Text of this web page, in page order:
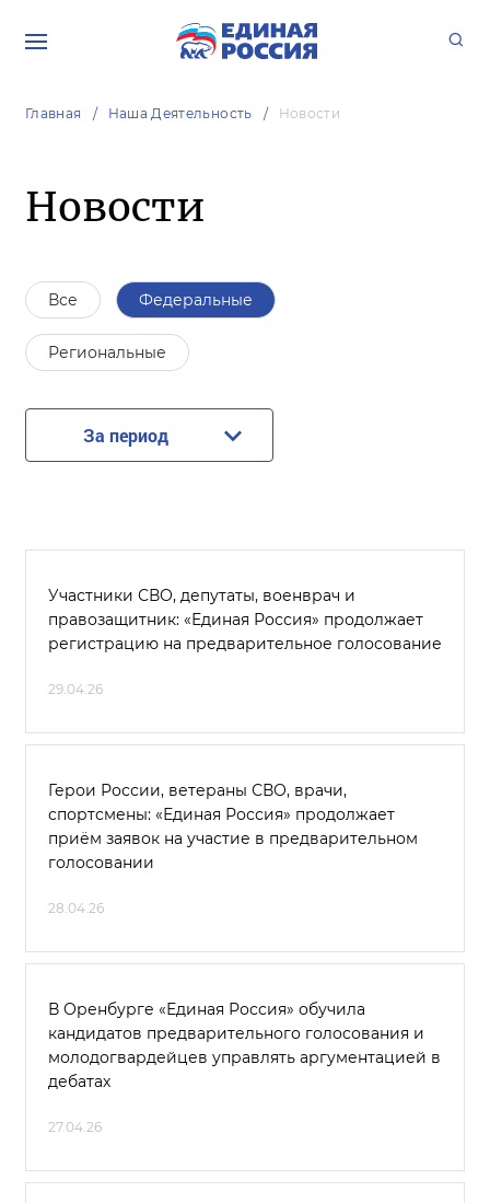
Главная Наша Деятельность Новости
Новости
Все Федеральные
Региональные
За период
Участники СВО, депутаты, военврач и
правозащитник: «Единая Россия» продолжает
регистрацию на предварительное голосование
29.04.26
Герои России, ветераны СВО, врачи,
спортсмены: «Единая Россия» продолжает
приём заявок на участие в предварительном
голосовании
28.04.26
В Оренбурге «Единая Россия» обучила
кандидатов предварительного голосования и
молодогвардейцев управлять аргументацией в
дебатах
27.04.26